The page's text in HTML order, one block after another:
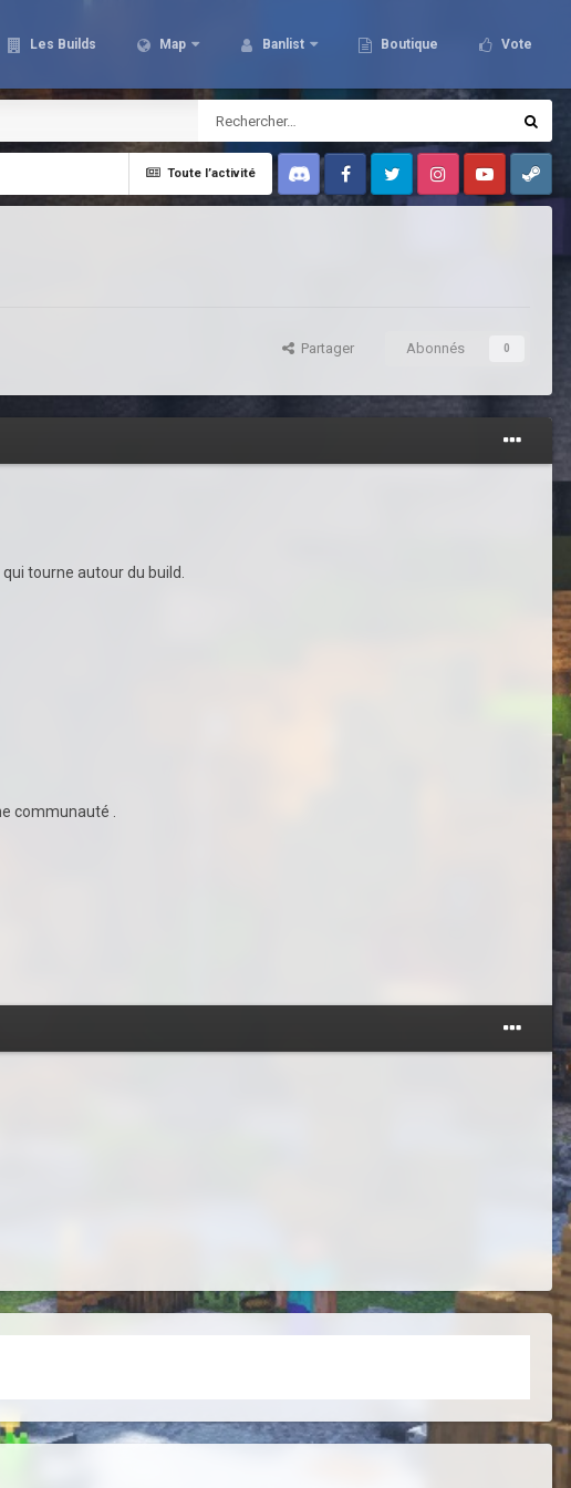
Les Builds Map Banlist Boutique Vote
Toute l’activité
DiscordFacebookTwitter InstagramYoutubeSteam
Partager Abonnés 0
tourne autour du build.
communauté .